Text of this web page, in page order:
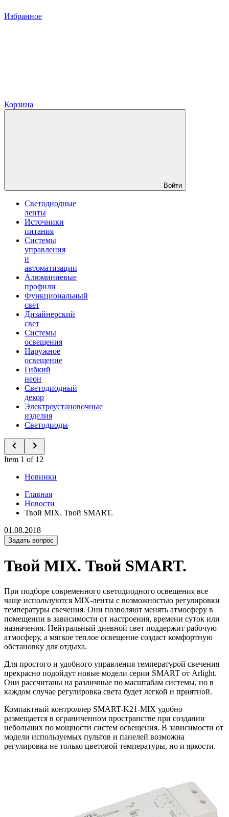
Избранное
Корзина
Войти
Светодиодные
ленты
Источники
питания
Системы
управления
и
автоматизации
Алюминиевые
профили
Функциональный
свет
Дизайнерский
свет
Системы
освещения
Наружное
освещение
Гибкий
неон
Светодиодный
декор
Электроустановочные
изделия
Светодиоды
Item 1 of 12
Новинки
Главная
Новости
Твой MIX. Твой SMART.
01.08.2018
Задать вопрос
Твой MIX. Твой SMART.
При подборе современного светодиодного освещения все
чаще используются MIX-ленты с возможностью регулировки
температуры свечения. Они позволяют менять атмосферу в
помещении в зависимости от настроения, времени суток или
назначения. Нейтральный дневной свет поддержит рабочую
атмосферу, а мягкое теплое освещение создаст комфортную
обстановку для отдыха.
Для простого и удобного управления температурой свечения
прекрасно подойдут новые модели серии SMART от Arlight.
Они рассчитаны на различные по масштабам системы, но в
каждом случае регулировка света будет легкой и приятной.
Компактный контроллер SMART-K21-MIX удобно
размещается в ограниченном пространстве при создании
небольших по мощности систем освещения. В зависимости от
модели используемых пультов и панелей возможна
регулировка не только цветовой температуры, но и яркости.